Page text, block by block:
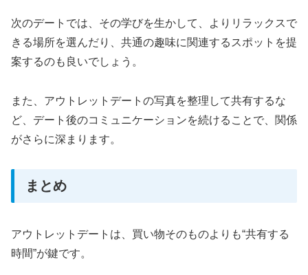
次のデートでは、その学びを生かして、よりリラックスで
きる場所を選んだり、共通の趣味に関連するスポットを提
案するのも良いでしょう。
また、アウトレットデートの写真を整理して共有するな
ど、デート後のコミュニケーションを続けることで、関係
がさらに深まります。
まとめ
アウトレットデートは、買い物そのものよりも“共有する
時間”が鍵です。